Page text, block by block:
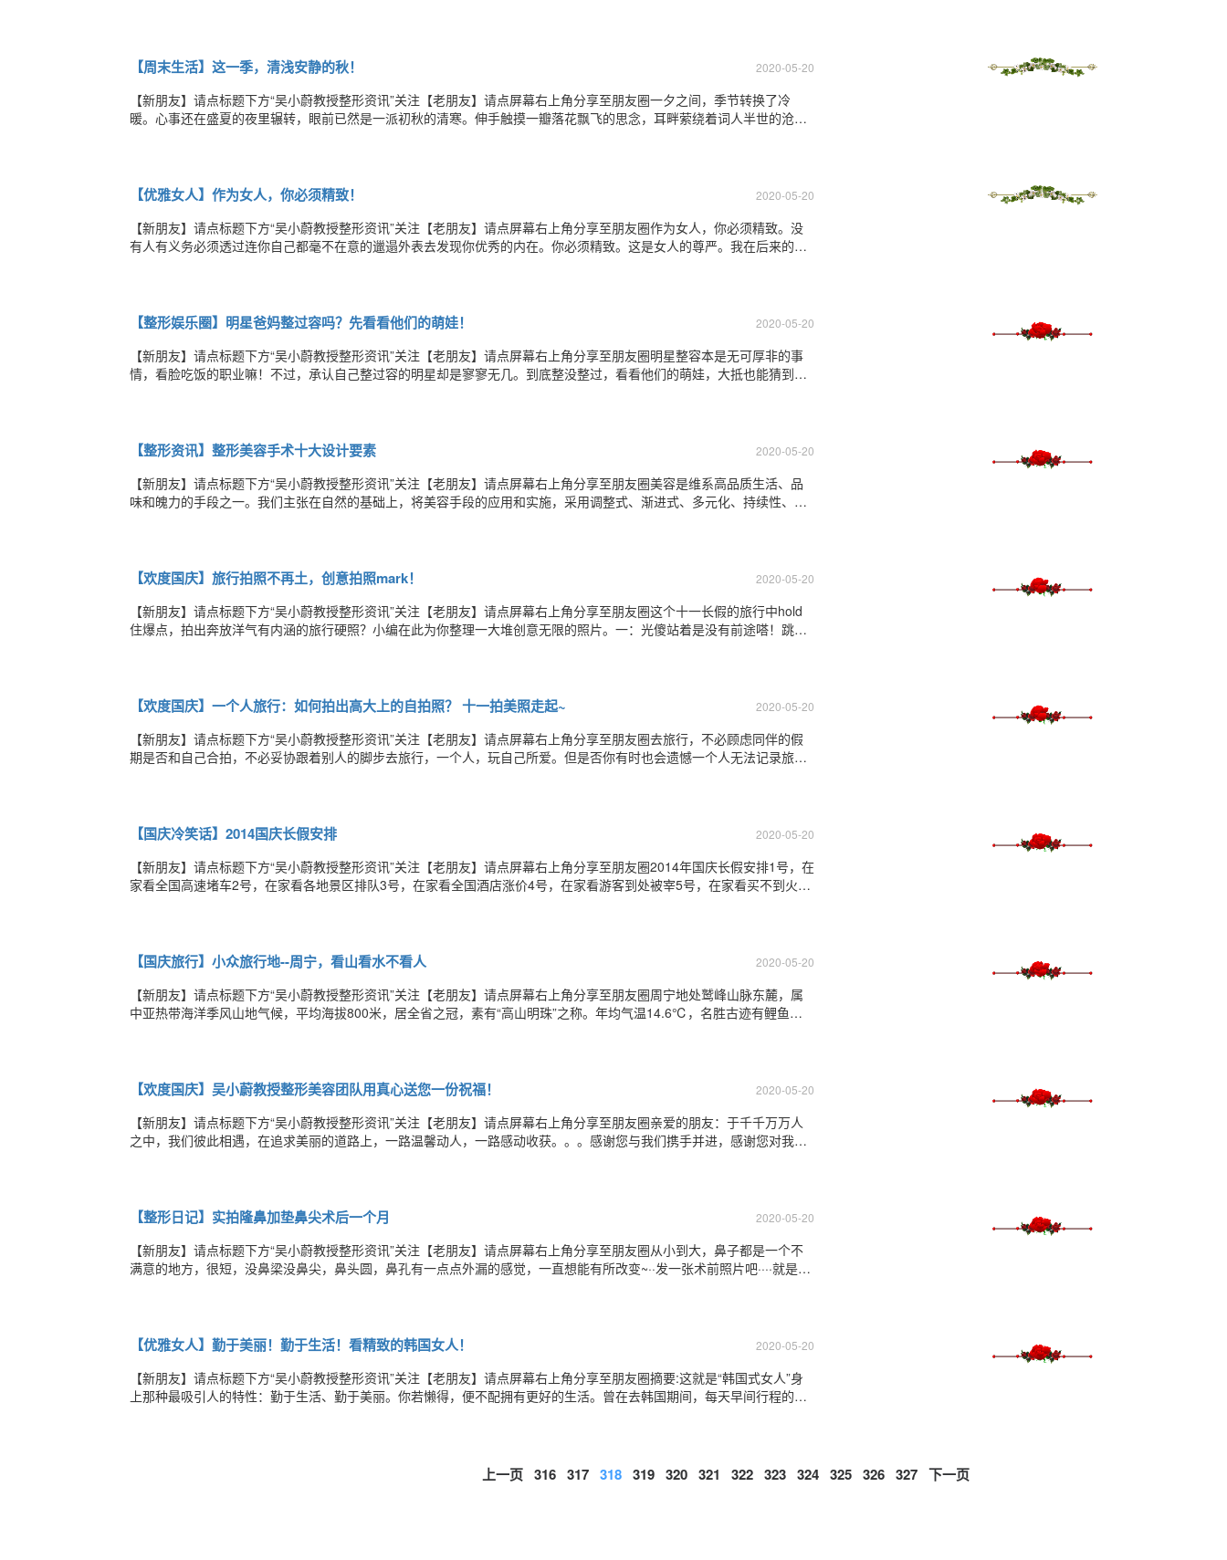
【周末生活】这一季，清浅安静的秋！ 2020-05-20
【新朋友】请点标题下方“吴小蔚教授整形资讯”关注【老朋友】请点屏幕右上角分享至朋友圈一夕之间，季节转换了冷
暖。心事还在盛夏的夜里辗转，眼前已然是一派初秋的清寒。伸手触摸一瓣落花飘飞的思念，耳畔萦绕着词人半世的沧桑
【优雅女人】作为女人，你必须精致！ 2020-05-20
【新朋友】请点标题下方“吴小蔚教授整形资讯”关注【老朋友】请点屏幕右上角分享至朋友圈作为女人，你必须精致。没
有人有义务必须透过连你自己都毫不在意的邋遢外表去发现你优秀的内在。你必须精致。这是女人的尊严。我在后来的后
【整形娱乐圈】明星爸妈整过容吗？先看看他们的萌娃！ 2020-05-20
【新朋友】请点标题下方“吴小蔚教授整形资讯”关注【老朋友】请点屏幕右上角分享至朋友圈明星整容本是无可厚非的事
情，看脸吃饭的职业嘛！不过，承认自己整过容的明星却是寥寥无几。到底整没整过，看看他们的萌娃，大抵也能猜到几
【整形资讯】整形美容手术十大设计要素 2020-05-20
【新朋友】请点标题下方“吴小蔚教授整形资讯”关注【老朋友】请点屏幕右上角分享至朋友圈美容是维系高品质生活、品
味和魄力的手段之一。我们主张在自然的基础上，将美容手段的应用和实施，采用调整式、渐进式、多元化、持续性、整
【欢度国庆】旅行拍照不再土，创意拍照mark！ 2020-05-20
【新朋友】请点标题下方“吴小蔚教授整形资讯”关注【老朋友】请点屏幕右上角分享至朋友圈这个十一长假的旅行中hold
住爆点，拍出奔放洋气有内涵的旅行硬照？小编在此为你整理一大堆创意无限的照片。一：光傻站着是没有前途嗒！跳起
【欢度国庆】一个人旅行：如何拍出高大上的自拍照？ 十一拍美照走起~ 2020-05-20
【新朋友】请点标题下方“吴小蔚教授整形资讯”关注【老朋友】请点屏幕右上角分享至朋友圈去旅行，不必顾虑同伴的假
期是否和自己合拍，不必妥协跟着别人的脚步去旅行，一个人，玩自己所爱。但是否你有时也会遗憾一个人无法记录旅途
【国庆冷笑话】2014国庆长假安排 2020-05-20
【新朋友】请点标题下方“吴小蔚教授整形资讯”关注【老朋友】请点屏幕右上角分享至朋友圈2014年国庆长假安排1号，在
家看全国高速堵车2号，在家看各地景区排队3号，在家看全国酒店涨价4号，在家看游客到处被宰5号，在家看买不到火车
【国庆旅行】小众旅行地--周宁，看山看水不看人 2020-05-20
【新朋友】请点标题下方“吴小蔚教授整形资讯”关注【老朋友】请点屏幕右上角分享至朋友圈周宁地处鹫峰山脉东麓，属
中亚热带海洋季风山地气候，平均海拔800米，居全省之冠，素有“高山明珠”之称。年均气温14.6℃，名胜古迹有鲤鱼
【欢度国庆】吴小蔚教授整形美容团队用真心送您一份祝福！ 2020-05-20
【新朋友】请点标题下方“吴小蔚教授整形资讯”关注【老朋友】请点屏幕右上角分享至朋友圈亲爱的朋友：于千千万万人
之中，我们彼此相遇，在追求美丽的道路上，一路温馨动人，一路感动收获。。。感谢您与我们携手并进，感谢您对我们
【整形日记】实拍隆鼻加垫鼻尖术后一个月 2020-05-20
【新朋友】请点标题下方“吴小蔚教授整形资讯”关注【老朋友】请点屏幕右上角分享至朋友圈从小到大，鼻子都是一个不
满意的地方，很短，没鼻梁没鼻尖，鼻头圆，鼻孔有一点点外漏的感觉，一直想能有所改变~··发一张术前照片吧····就是鼻
【优雅女人】勤于美丽！勤于生活！看精致的韩国女人！ 2020-05-20
【新朋友】请点标题下方“吴小蔚教授整形资讯”关注【老朋友】请点屏幕右上角分享至朋友圈摘要:这就是“韩国式女人”身
上那种最吸引人的特性：勤于生活、勤于美丽。你若懒得，便不配拥有更好的生活。曾在去韩国期间，每天早间行程的前
上一页 316 317 318 319 320 321 322 323 324 325 326 327 下一页